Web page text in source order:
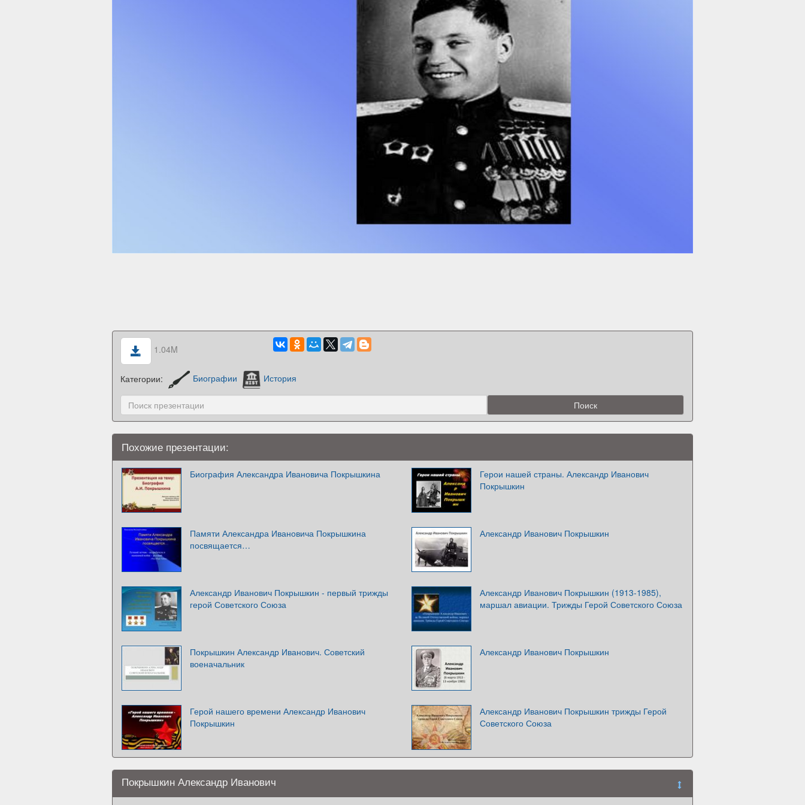
1.04M
Категории: Биографии История
Похожие презентации:
Биография Александра Ивановича Покрышкина
Герои нашей страны. Александр Иванович
Покрышкин
Памяти Александра Ивановича Покрышкина
посвящается…
Александр Иванович Покрышкин
Александр Иванович Покрышкин - первый трижды
герой Советского Союза
Александр Иванович Покрышкин (1913-1985),
маршал авиации. Трижды Герой Советского Союза
Покрышкин Александр Иванович. Советский
военачальник
Александр Иванович Покрышкин
Герой нашего времени Александр Иванович
Покрышкин
Александр Иванович Покрышкин трижды Герой
Советского Союза
Покрышкин Александр Иванович